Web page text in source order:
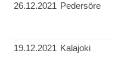
26.12.2021 Pedersöre
19.12.2021 Kalajoki